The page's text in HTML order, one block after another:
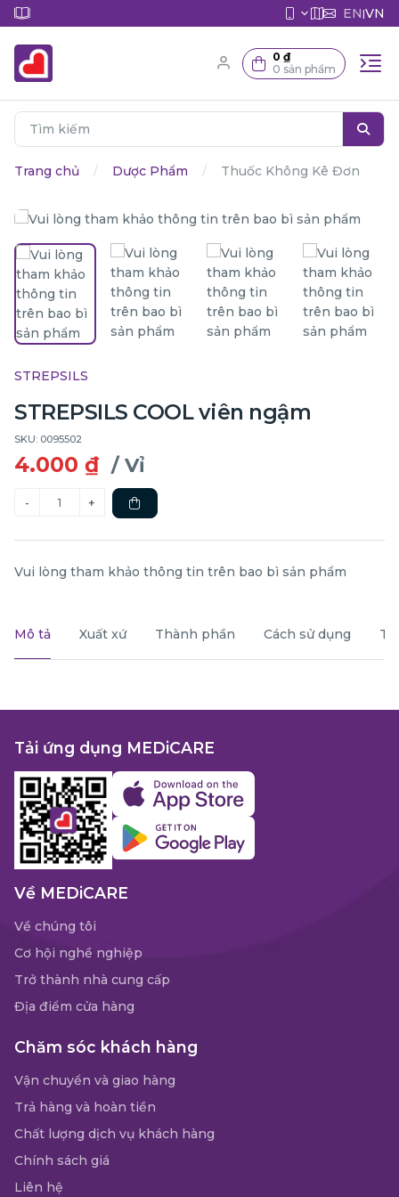
EN|VN
0 ₫
0 sản phẩm
Trang chủ Dược Phẩm Thuốc Không Kê Đơn
STREPSILS
STREPSILS COOL viên ngậm
SKU: 0095502
4.000 ₫ / Vỉ
Vui lòng tham khảo thông tin trên bao bì sản phẩm
Mô tả Xuất xứ Thành phần Cách sử dụng
Tải ứng dụng MEDiCARE
Về MEDiCARE
Về chúng tôi
Cơ hội nghề nghiệp
Trở thành nhà cung cấp
Địa điểm cửa hàng
Chăm sóc khách hàng
Vận chuyển và giao hàng
Trả hàng và hoàn tiền
Chất lượng dịch vụ khách hàng
Chính sách giá
Liên hệ